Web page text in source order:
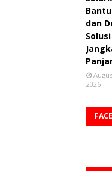
dan
Solusi
2026